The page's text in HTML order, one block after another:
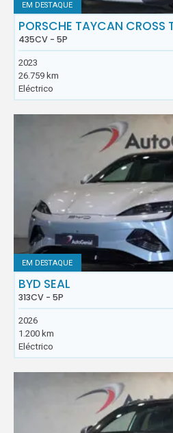
EM DESTAQUE
PORSCHE TAYCAN CROSS
435CV - 5P
2023
26.759 km
Eléctrico
EM DESTAQUE
BYD SEAL
313CV - 5P
2026
1.200 km
Eléctrico